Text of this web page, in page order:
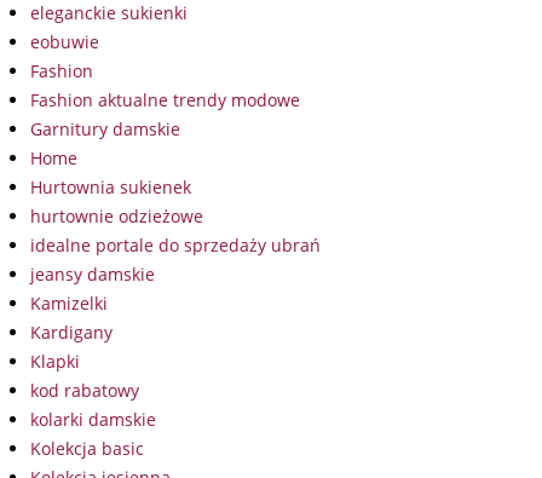
eleganckie sukienki
eobuwie
Fashion
Fashion aktualne trendy modowe
Garnitury damskie
Home
Hurtownia sukienek
hurtownie odzieżowe
idealne portale do sprzedaży ubrań
jeansy damskie
Kamizelki
Kardigany
Klapki
kod rabatowy
kolarki damskie
Kolekcja basic